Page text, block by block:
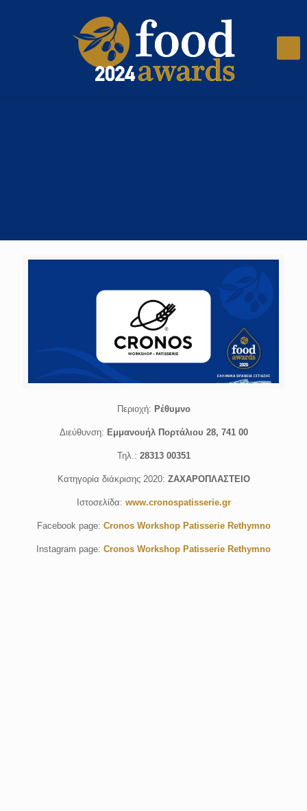
Περιοχή: Ρέθυμνο
Διεύθυνση: Εμμανουήλ Πορτάλιου 28, 741 00
Τηλ.: 28313 00351
Κατηγορία διάκρισης 2020: ΖΑΧΑΡΟΠΛΑΣΤΕΙΟ
Ιστοσελίδα: www.cronospatisserie.gr
Facebook page: Cronos Workshop Patisserie Rethymno
Instagram page: Cronos Workshop Patisserie Rethymno